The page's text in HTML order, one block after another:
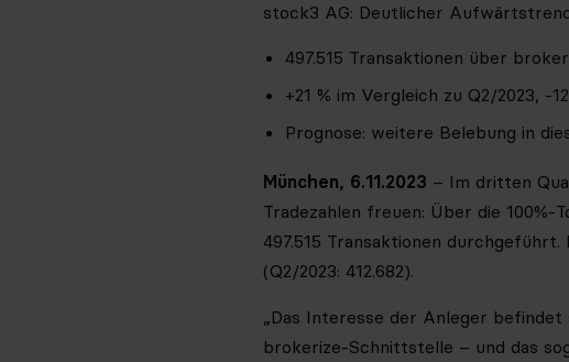
stock3 AG: Deutlicher
497.515 Transaktionen über
+21 % im Vergleich zu Q2/2023, -
Prognose: weitere Belebung in
München, 6.11.2023 – Im dritten
Tradezahlen freuen: Über die
497.515 Transaktionen
(Q2/2023: 412.682).
„Das Interesse der Anleger
brokerize-Schnittstelle – und das